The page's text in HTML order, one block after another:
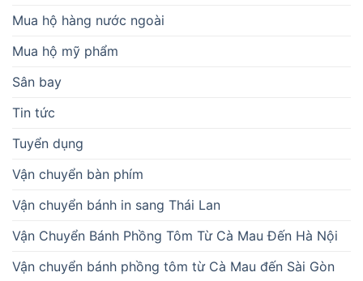
Mua hộ hàng nước ngoài
Mua hộ mỹ phẩm
Sân bay
Tin tức
Tuyển dụng
Vận chuyển bàn phím
Vận chuyển bánh in sang Thái Lan
Vận Chuyển Bánh Phồng Tôm Từ Cà Mau Đến Hà Nội
Vận chuyển bánh phồng tôm từ Cà Mau đến Sài Gòn